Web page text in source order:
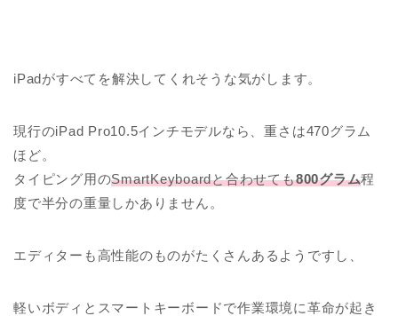
iPadがすべてを解決してくれそうな気がします。
現行のiPad Pro10.5インチモデルなら、重さは470グラム
ほど。
タイピング用のSmartKeyboardと合わせても800グラム程
度で半分の重量しかありません。
エディターも高性能のものがたくさんあるようですし、
軽いボディとスマートキーボードで作業環境に革命が起き